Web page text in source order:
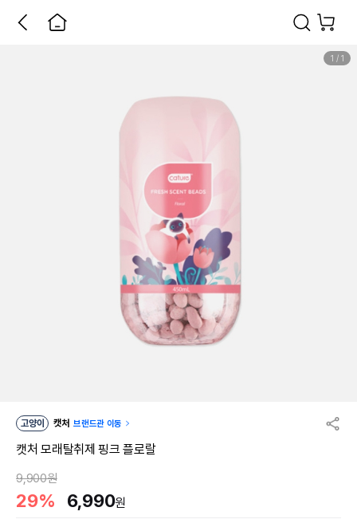
1 / 1
고양이 캣처 브랜드관 이동
캣처 모래탈취제 핑크 플로랄
9,900원
29% 6,990원